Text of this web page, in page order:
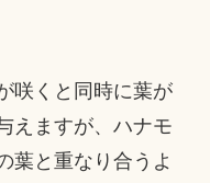
咲くと同時に葉が
えますが、ハナモ
葉と重なり合うよ